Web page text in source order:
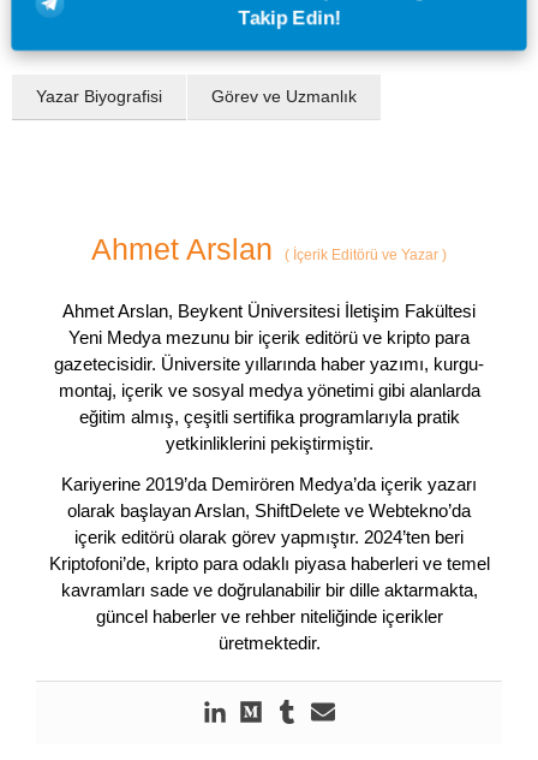
Takip Edin!
Yazar Biyografisi Görev ve Uzmanlık
Ahmet Arslan ( İçerik Editörü ve Yazar )
Ahmet Arslan, Beykent Üniversitesi İletişim Fakültesi
Yeni Medya mezunu bir içerik editörü ve kripto para
gazetecisidir. Üniversite yıllarında haber yazımı, kurgu-
montaj, içerik ve sosyal medya yönetimi gibi alanlarda
eğitim almış, çeşitli sertifika programlarıyla pratik
yetkinliklerini pekiştirmiştir.
Kariyerine 2019’da Demirören Medya’da içerik yazarı
olarak başlayan Arslan, ShiftDelete ve Webtekno’da
içerik editörü olarak görev yapmıştır. 2024’ten beri
Kriptofoni’de, kripto para odaklı piyasa haberleri ve temel
kavramları sade ve doğrulanabilir bir dille aktarmakta,
güncel haberler ve rehber niteliğinde içerikler
üretmektedir.